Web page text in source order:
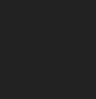
i nytt fönster.